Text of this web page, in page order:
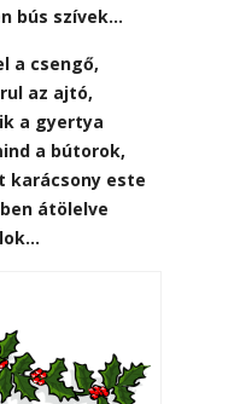
bús szívek…
a csengő,
az ajtó,
a gyertya
a bútorok,
karácsony este
átölelve